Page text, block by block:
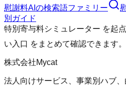
慰謝料AI の検索語ファミリー
別ガイド
特別寄与料シミュレーター を起点
い入口 をまとめて確認できます。
株式会社Mycat
法人向けサービス、事業別ハブ